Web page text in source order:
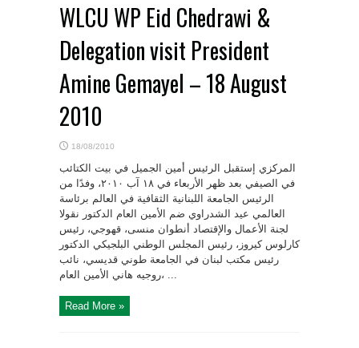
WLCU WP Eid Chedrawi &
Delegation visit President
Amine Gemayel – 18 August
2010
18/08/2010
إستقبل الرئيس أمين الجميل في بيت الكتائب‎ ‎المركزي
في الصيفي بعد ظهر الأربعاء في ١٨ آب ٢٠١٠، وفدًا من
‏الجامعة اللبنانية الثقافية في العالم برئاسة‎ ‎الرئيس
العالمي عيد الشدراوي ضم الأمين العام الدكتور نقولا
قهوجي، ‏رئيس‎ ‎لجنة الأعمال والإقتصاد أنطوان منسى،
رئيس المجلس الوطني البلجيكي الدكتور‎ ‎كارلوس كيروز،
رئيس ‏مكتب لبنان في الجامعة طوني قديسي، نائب
الأمين العام‎ ‎روجيه هاني، ...
Read More »